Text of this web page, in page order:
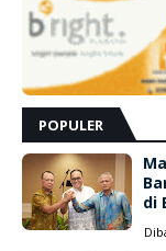
POPULER
di